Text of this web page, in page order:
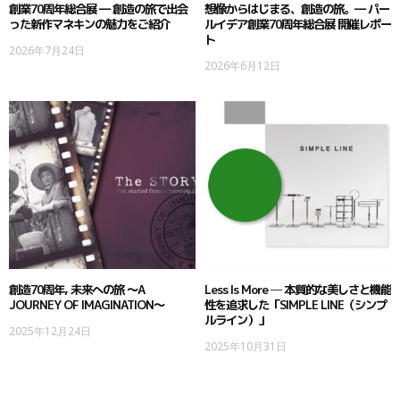
創業70周年総合展 ― 創造の旅で出会
った新作マネキンの魅力をご紹介
2026年7月24日
想像からはじまる、創造の旅。― パー
ルイデア創業70周年総合展 開催レポー
ト
2026年6月12日
創造70周年, 未来への旅 ～A
JOURNEY OF IMAGINATION～
2025年12月24日
Less Is More ─ 本質的な美しさと機能
性を追求した「SIMPLE LINE（シンプ
ルライン）」
2025年10月31日